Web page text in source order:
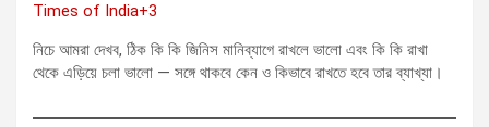
Times of India+3
নিচে আমরা দেখব, ঠিক কি কি জিনিস মানিব্যাগে রাখলে ভালো এবং কি কি রাখা
থেকে এড়িয়ে চলা ভালো — সঙ্গে থাকবে কেন ও কিভাবে রাখতে হবে তার ব্যাখ্যা।